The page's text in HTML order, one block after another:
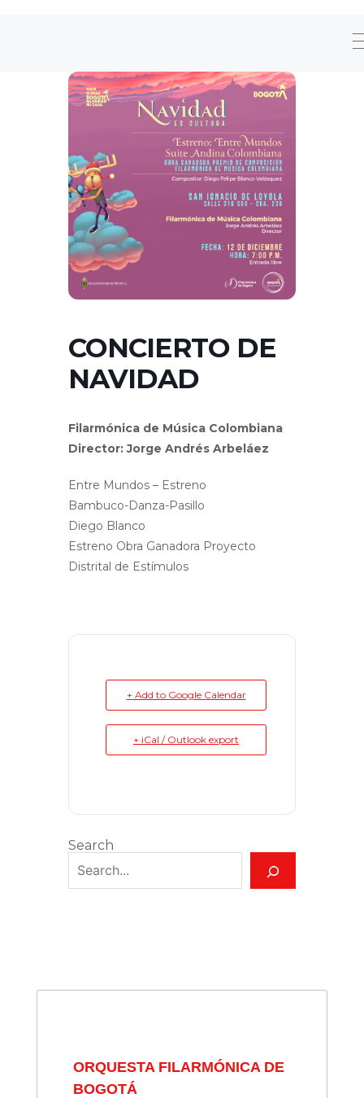
CONCIERTO DE
NAVIDAD
Filarmónica de Música Colombiana
Director: Jorge Andrés Arbeláez
Entre Mundos – Estreno
Bambuco-Danza-Pasillo
Diego Blanco
Estreno Obra Ganadora Proyecto
Distrital de Estímulos
+ Add to Google Calendar
+ iCal / Outlook export
Search
ORQUESTA FILARMÓNICA DE
BOGOTÁ